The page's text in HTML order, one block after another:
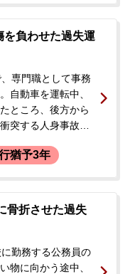
を受けたため、今
分を獲得できない
相談されました。
負わせた過失運
専門職として事務
自動車を運転中、
ところ、後方から
突する人身事故を
となり、最終的に
逮捕の翌日、依頼
された。個人事業
は仕事に大きな支
談があり、弁護士
、依頼を受けまし
猶予3年
骨折させた過失
勤務する公務員の
物に向かう途中、